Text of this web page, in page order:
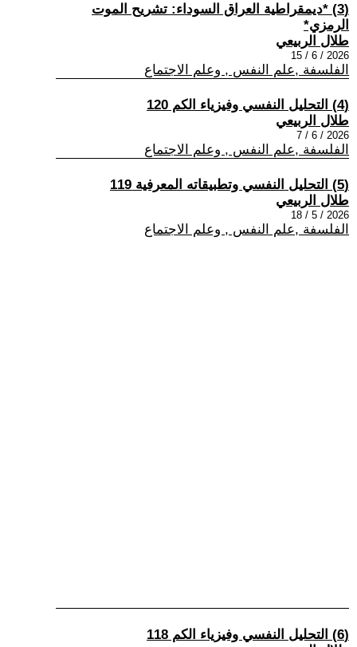
(3) *ديمقراطية العراق السوداء: تشريح الموت
الرمزي*
طلال الربيعي
2026 / 6 / 15
الفلسفة ,علم النفس , وعلم الاجتماع
(4) التحليل النفسي وفيزياء الكم 120
طلال الربيعي
2026 / 6 / 7
الفلسفة ,علم النفس , وعلم الاجتماع
(5) التحليل النفسي وتطبيقاته المعرفية 119
طلال الربيعي
2026 / 5 / 18
الفلسفة ,علم النفس , وعلم الاجتماع
(6) التحليل النفسي وفيزياء الكم 118